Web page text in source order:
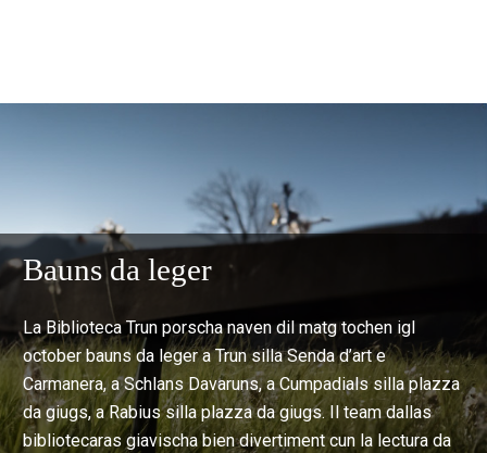
Bauns da leger
La Biblioteca Trun porscha naven dil matg tochen igl
october bauns da leger a Trun silla Senda d’art e
Carmanera, a Schlans Davaruns, a Cumpadials silla plazza
da giugs, a Rabius silla plazza da giugs. Il team dallas
bibliotecaras giavischa bien divertiment cun la lectura da